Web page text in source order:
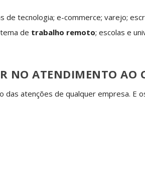
de tecnologia; e-commerce; varejo;
de trabalho remoto; escolas e
NO ATENDIMENTO AO
das atenções de qualquer empresa. E